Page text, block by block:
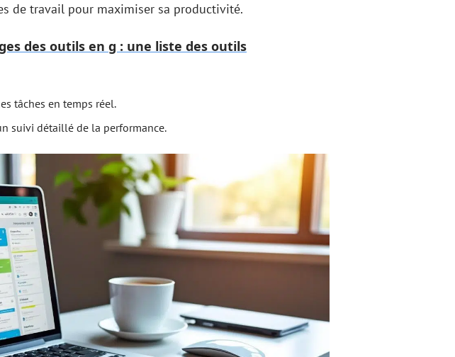
de travail pour maximiser sa productivité.
des outils en g : une liste des outils
tâches en temps réel.
suivi détaillé de la performance.